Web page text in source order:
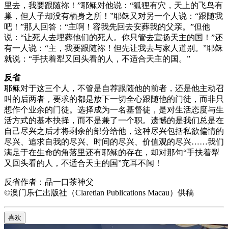
里去，我要跟随祢！”耶稣对他说：“狐狸有穴，天上的飞鸟有
巢，但人子却没有栖身之所！”耶稣又对另一个人说：“跟随我
吧！”那人回答：“主啊！容我先回去安葬我的父亲。”但他
说：“让死人去埋葬他们的死人。你只管去宣扬天主的国！”还
有一人说：“主，我要跟随祢！但先让我去与家人道别。”耶稣
就说：“手扶着犁又回头看的人，不适合天主的国。”
反省
耶稣对于这三个人，不管是自荐跟随他的前者，还是他主动召
叫的后两者，要求的都是放下一切全心跟随他的门徒，而非只
想作个业余的门徒。选择成为一名基督徒，是对生活态度与生
活方式的基本抉择，而不是兼了一个职。遗憾的是我们总是在
自己尽兴之后才将剩余的部分给他，这种尽兴包括私欲偏情的
尽兴、追求自我的尽兴、时间的尽兴、价值观的尽兴……我们
满足于在生命的角落里还有耶稣的存在，却对那句“手扶着犁
又回头看的人，不适合天主的国”充耳不闻！
反省作者：品一口茶神父
©澳门乐仁出版社（Claretian Publications Macau）供稿
喜欢